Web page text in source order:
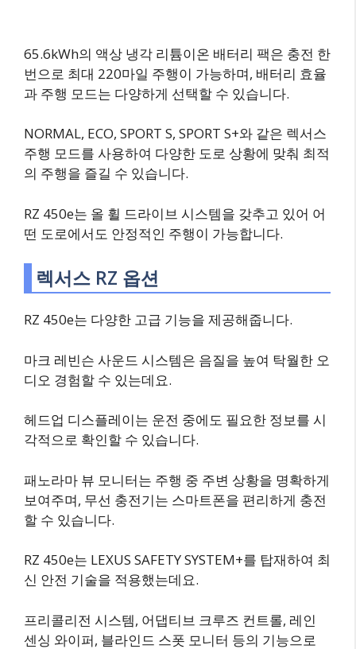
65.6kWh의 액상 냉각 리튬이온 배터리 팩은 충전 한
번으로 최대 220마일 주행이 가능하며, 배터리 효율
과 주행 모드는 다양하게 선택할 수 있습니다.
NORMAL, ECO, SPORT S, SPORT S+와 같은 렉서스
주행 모드를 사용하여 다양한 도로 상황에 맞춰 최적
의 주행을 즐길 수 있습니다.
RZ 450e는 올 휠 드라이브 시스템을 갖추고 있어 어
떤 도로에서도 안정적인 주행이 가능합니다.
렉서스 RZ 옵션
RZ 450e는 다양한 고급 기능을 제공해줍니다.
마크 레빈슨 사운드 시스템은 음질을 높여 탁월한 오
디오 경험할 수 있는데요.
헤드업 디스플레이는 운전 중에도 필요한 정보를 시
각적으로 확인할 수 있습니다.
패노라마 뷰 모니터는 주행 중 주변 상황을 명확하게
보여주며, 무선 충전기는 스마트폰을 편리하게 충전
할 수 있습니다.
RZ 450e는 LEXUS SAFETY SYSTEM+를 탑재하여 최
신 안전 기술을 적용했는데요.
프리콜리전 시스템, 어댑티브 크루즈 컨트롤, 레인
센싱 와이퍼, 블라인드 스폿 모니터 등의 기능으로